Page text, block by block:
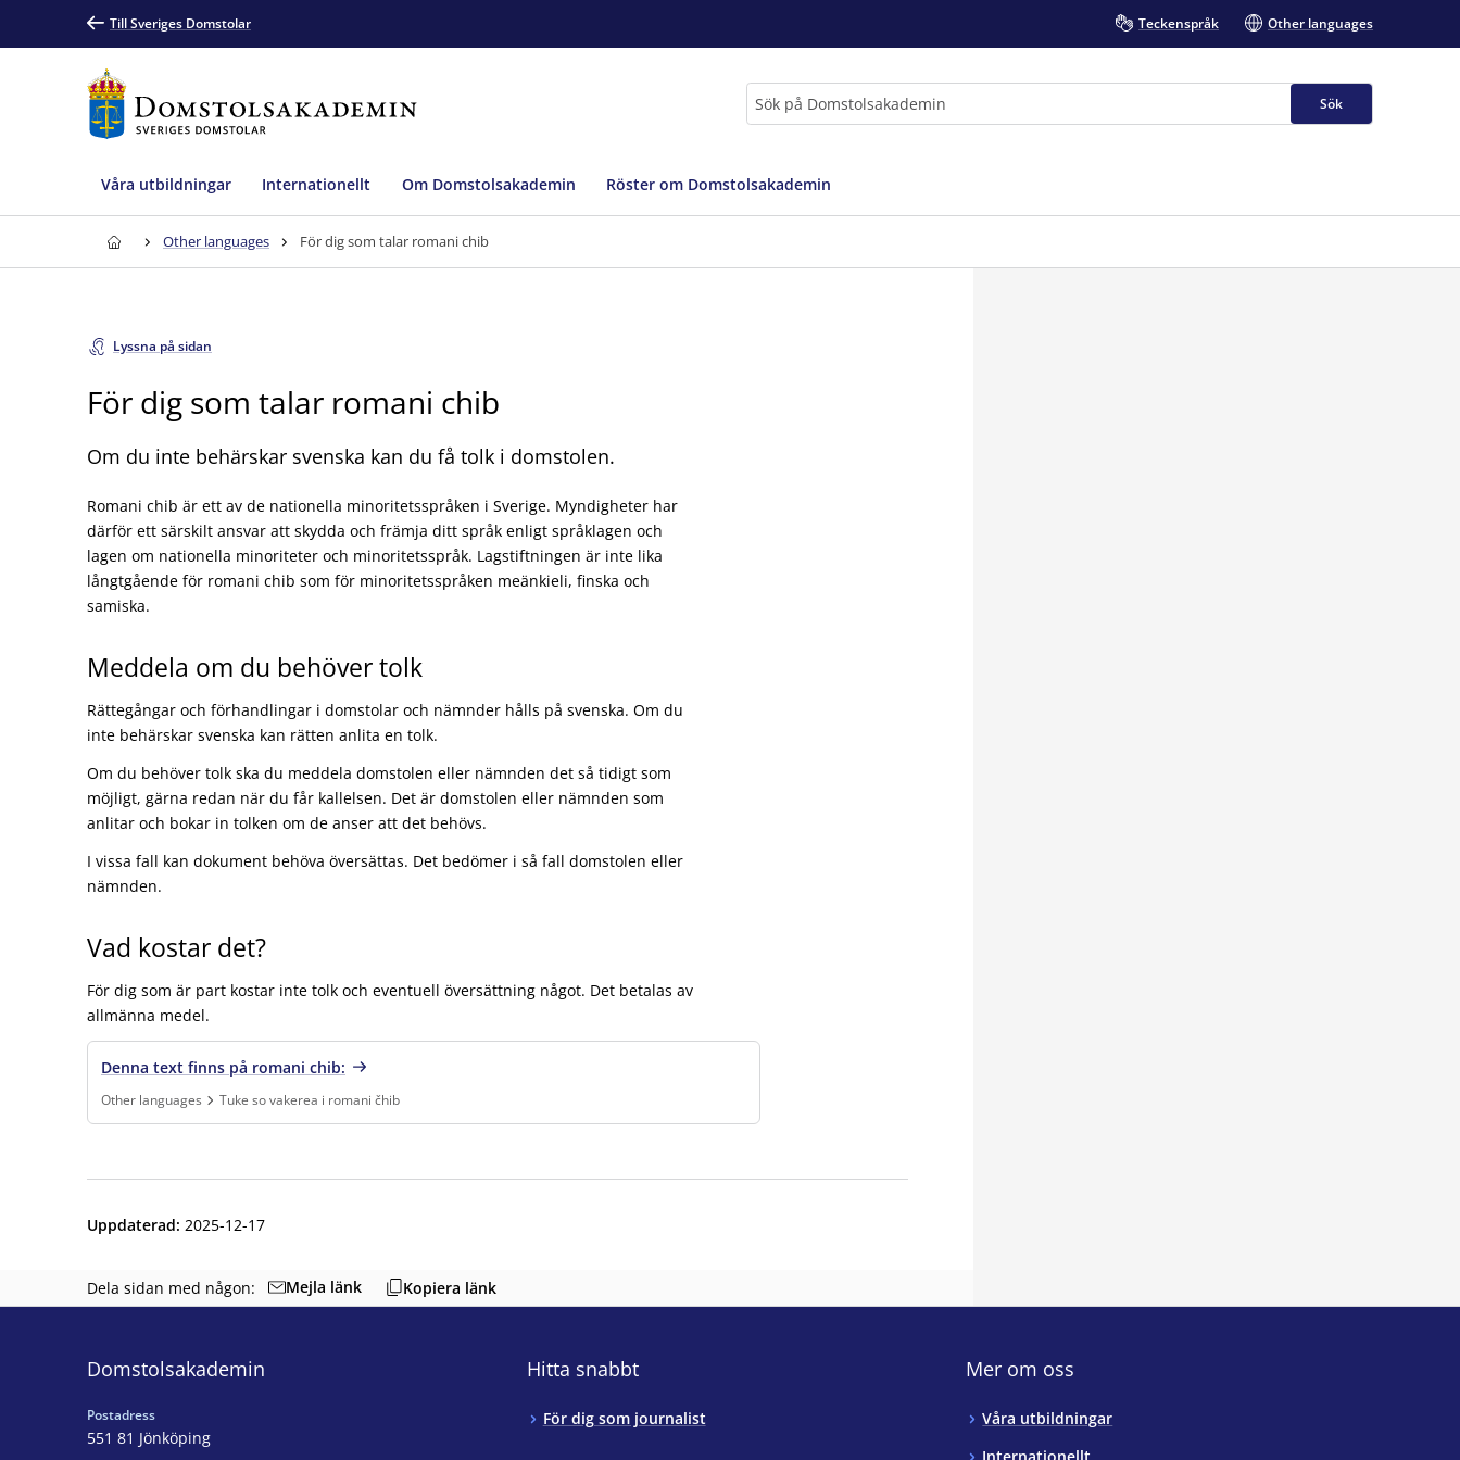
Till Sveriges Domstolar Teckenspråk Other languages
Sök
Våra utbildningar Internationellt Om Domstolsakademin Röster om Domstolsakademin
Other languages För dig som talar romani chib
Lyssna på sidan
För dig som talar romani chib
Om du inte behärskar svenska kan du få tolk i domstolen.
Romani chib är ett av de nationella minoritetsspråken i Sverige. Myndigheter har
därför ett särskilt ansvar att skydda och främja ditt språk enligt språklagen och
lagen om nationella minoriteter och minoritetsspråk. Lagstiftningen är inte lika
långtgående för romani chib som för minoritetsspråken meänkieli, finska och
samiska.
Meddela om du behöver tolk
Rättegångar och förhandlingar i domstolar och nämnder hålls på svenska. Om du
inte behärskar svenska kan rätten anlita en tolk.
Om du behöver tolk ska du meddela domstolen eller nämnden det så tidigt som
möjligt, gärna redan när du får kallelsen. Det är domstolen eller nämnden som
anlitar och bokar in tolken om de anser att det behövs.
I vissa fall kan dokument behöva översättas. Det bedömer i så fall domstolen eller
nämnden.
Vad kostar det?
För dig som är part kostar inte tolk och eventuell översättning något. Det betalas av
allmänna medel.
Denna text finns på romani chib:
Other languages
Tuke so vakerea i romani čhib
Finns under:Other languages, Tuke so vakerea i romani čhib.
Uppdaterad: 2025-12-17
Dela sidan med någon: Mejla länk Kopiera länk
Domstolsakademin
Postadress
551 81 Jönköping
Hitta snabbt
För dig som journalist
Mer om oss
Våra utbildningar